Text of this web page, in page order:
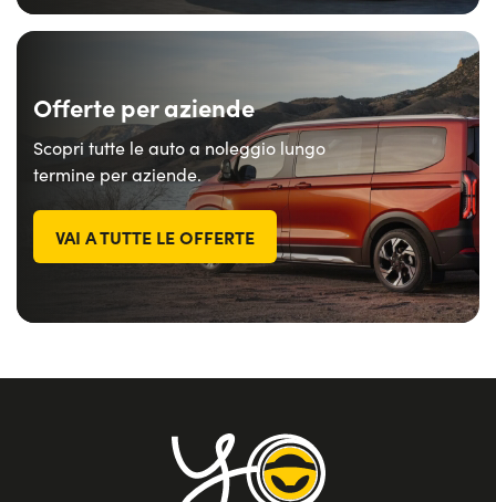
Offerte per aziende
Scopri tutte le auto a noleggio lungo
termine per aziende.
VAI A TUTTE LE OFFERTE